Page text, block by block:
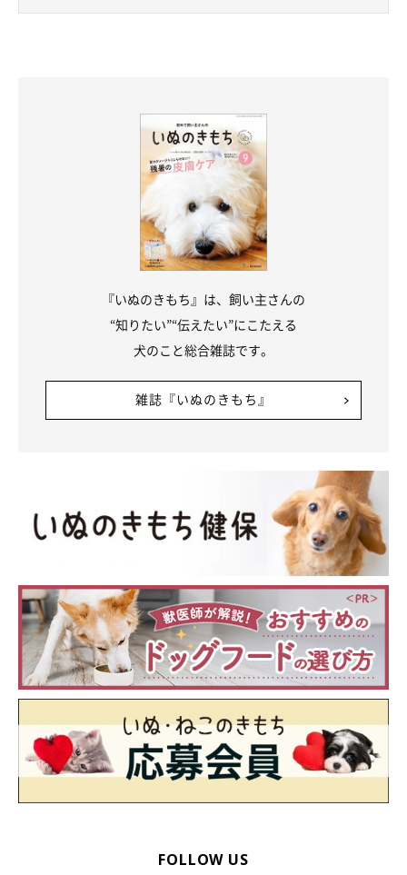
『いぬのきもち』は、飼い主さんの
“知りたい”“伝えたい”にこたえる
犬のこと総合雑誌です。
雑誌『いぬのきもち』
FOLLOW US